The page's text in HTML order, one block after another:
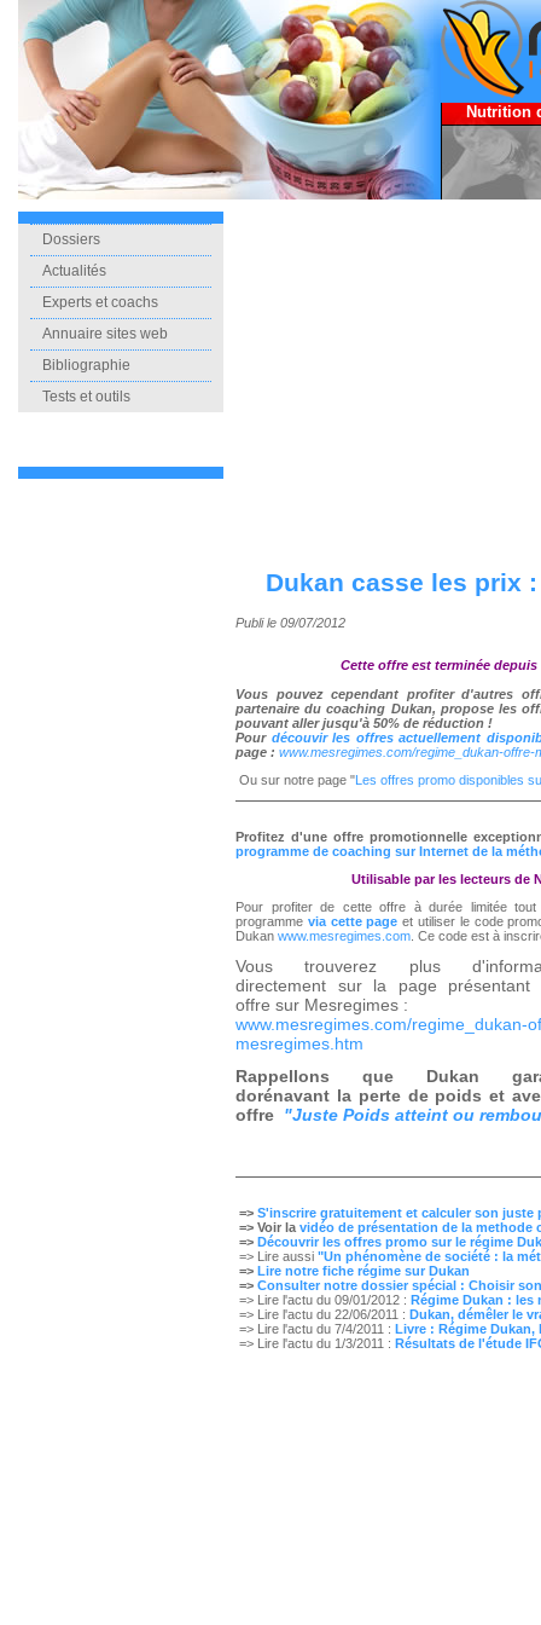
Nutrition
Dossiers
Actualités
Experts et coachs
Annuaire sites web
Bibliographie
Tests et outils
Dukan casse les prix :
Publi le 09/07/2012
Cette offre est terminée depuis
Vous pouvez cependant profiter d'autres
partenaire du coaching Dukan, propose les
pouvant aller jusqu'à 50% de réduction !
Pour découvir les offres actuellement
page : www.mesregimes.com/regime_dukan-offre-
Ou sur notre page "Les offres promo disponibles
Profitez d'une offre promotionnelle
programme de coaching sur Internet de la
Utilisable par les lecteurs de
Pour profiter de cette offre à durée limitée
programme via cette page et utiliser le code
Dukan www.mesregimes.com . Ce code est à
Vous trouverez plus
directement sur la page présentant
offre sur Mesregimes :
www.mesregimes.com/regime_dukan-
mesregimes.htm
Rappellons que Dukan
dorénavant la perte de poidset
offre "Juste Poids atteint ou
=> S'inscrire gratuitement et calculer son juste
=> Voir la vidéo de présentation de la methode
=> Découvrir les offres promo sur le régime
=> Lire aussi "Un phénomène de société : la
=> Lire notre fiche régime sur Dukan
=> Consulter notre dossier spécial : Choisir
=> Lire l'actu du 09/01/2012 : Régime Dukan : les
=> Lire l'actu du 22/06/2011 : Dukan, démêler le
=> Lire l'actu du 7/4/2011 : Livre : Régime Dukan,
=> Lire l'actu du 1/3/2011 : Résultats de l'étude